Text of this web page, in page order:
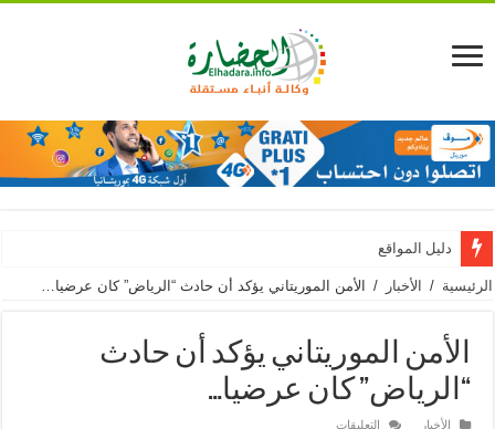
دليل المواقع
الرئيسية / الأخبار / الأمن الموريتاني يؤكد أن حادث “الرياض” كان عرضيا…
الأمن الموريتاني يؤكد أن حادث
“الرياض” كان عرضيا…
الأخبار التعليقات